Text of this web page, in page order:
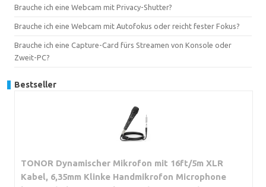
Brauche ich eine Webcam mit Privacy-Shutter?
Brauche ich eine Webcam mit Autofokus oder reicht fester Fokus?
Brauche ich eine Capture-Card fürs Streamen von Konsole oder
Zweit-PC?
Bestseller
TONOR Dynamischer Mikrofon mit 16ft/5m XLR
Kabel, 6,35mm Klinke Handmikrofon Microphone